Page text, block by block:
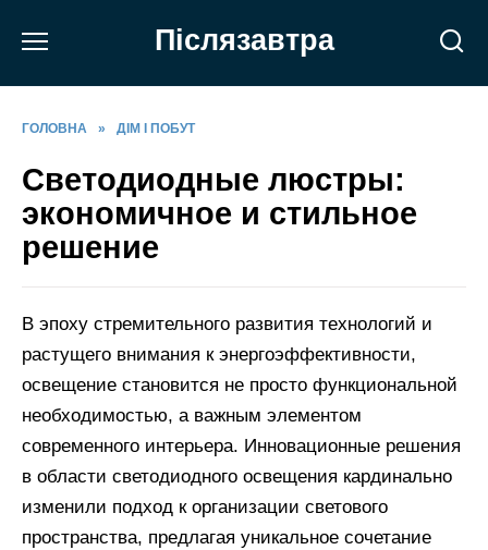
Післязавтра
ГОЛОВНА » ДІМ І ПОБУТ
Светодиодные люстры:
экономичное и стильное
решение
В эпоху стремительного развития технологий и
растущего внимания к энергоэффективности,
освещение становится не просто функциональной
необходимостью, а важным элементом
современного интерьера. Инновационные решения
в области светодиодного освещения кардинально
изменили подход к организации светового
пространства, предлагая уникальное сочетание